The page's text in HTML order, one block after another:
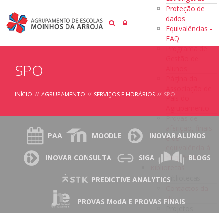
Proteção de
dados
Equivalências -
FAQ
Programa de
Pais do
Provas de
e de
frequência
Bibliotecas
Bibliotecas
BE
SPO
INÍCIO // AGRUPAMENTO // SERVIÇOS E HORÁRIOS // SPO
PAA MOODLE INOVAR ALUNOS
INOVAR CONSULTA SIGA BLOGS
PREDICTIVE ANALYTICS
PROVAS ModA E PROVAS FINAIS